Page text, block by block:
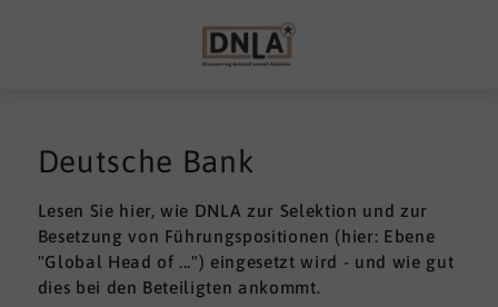
Deutsche Bank
Lesen Sie hier, wie DNLA zur Selektion und zur
Besetzung von Führungspositionen (hier: Ebene
"Global Head of ...") eingesetzt wird - und wie gut
dies bei den Beteiligten ankommt.